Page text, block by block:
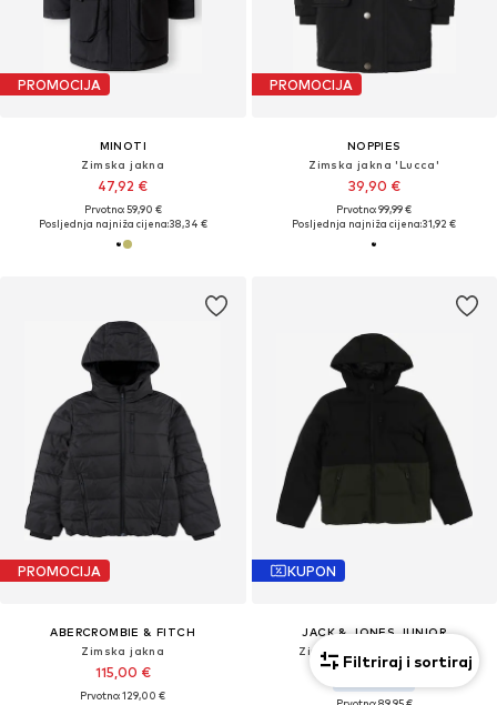
PROMOCIJA
MINOTI
Zimska jakna
47,92 €
Prvotno: 59,90 €
Posljednja najniža cijena:38,34 €
PROMOCIJA
NOPPIES
Zimska jakna 'Lucca'
39,90 €
Prvotno: 99,99 €
Posljednja najniža cijena:31,92 €
PROMOCIJA
ABERCROMBIE & FITCH
Zimska jakna
115,00 €
Prvotno: 129,00 €
KUPON
JACK & JONES JUNIOR
Zimska jakna 'JJEOwen'
Filtriraj i sortiraj